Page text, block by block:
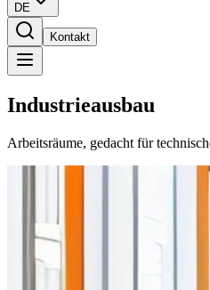
DE
Kontakt
Industrieausbau
Arbeitsräume, gedacht für